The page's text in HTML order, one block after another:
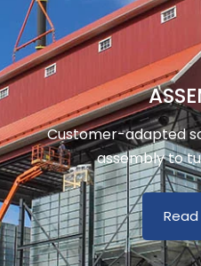
Customer-adapted
assembly to